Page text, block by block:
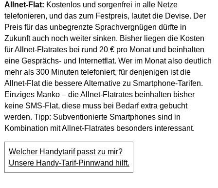
Allnet-Flat: Kostenlos und sorgenfrei in alle Netze
telefonieren, und das zum Festpreis, lautet die Devise. Der
Preis für das unbegrenzte Sprachvergnügen dürfte in
Zukunft auch noch weiter sinken. Bisher liegen die Kosten
für Allnet-Flatrates bei rund 20 € pro Monat und beinhalten
eine Gesprächs- und Internetflat. Wer im Monat also deutlich
mehr als 300 Minuten telefoniert, für denjenigen ist die
Allnet-Flat die bessere Alternative zu Smartphone-Tarifen.
Einziges Manko – die Allnet-Flatrates beinhalten bisher
keine SMS-Flat, diese muss bei Bedarf extra gebucht
werden. Tipp: Subventionierte Smartphones sind in
Kombination mit Allnet-Flatrates besonders interessant.
Welcher Handytarif passt zu mir?
Unsere Handy-Tarif-Pinnwand hilft.